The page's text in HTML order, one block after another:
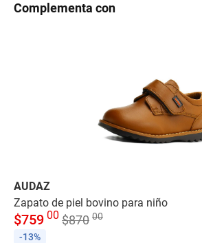
Complementa con
AUDAZ
Zapato de piel bovino para niño
$759 00 $870 00
-13%